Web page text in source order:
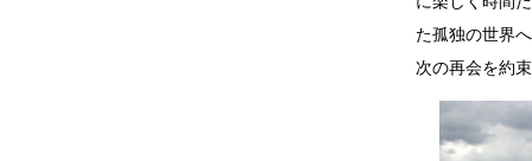
た孤独の世界
次の再会を約